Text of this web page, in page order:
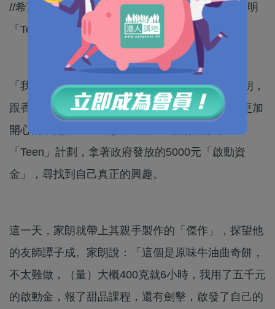
//希望家朗繼續朝住佢嘅目標努力前進，努力共創明
「Teen」！//
「我的夢想是做一個甜品師！」今年13歲的張家朗，
跟香港「劍神」張家朗同名同姓，但對他來說，更加
開心的，是在2023年參加了第二期的共創明
「Teen」計劃，拿著政府發放的5000元「啟動資
金」，尋找到自己真正的興趣。
這一天，家朗就帶上其親手製作的「傑作」，探望他
的友師譚子成。家朗說：「這個是原味牛油曲奇餅，
不太難做，（量）大概400克就6小時，我用了五千元
的啟動金，報了甜品課程，還有劍擊，啟發了自己的